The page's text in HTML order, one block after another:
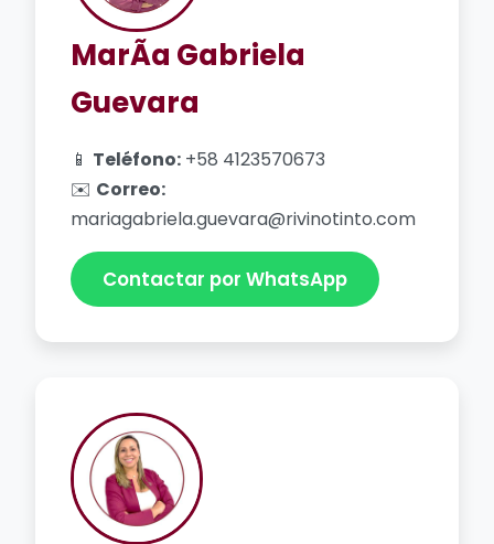
MarÃ­a Gabriela
Guevara
📱 Teléfono: +58 4123570673
✉️ Correo:
mariagabriela.guevara@rivinotinto.com
Contactar por WhatsApp